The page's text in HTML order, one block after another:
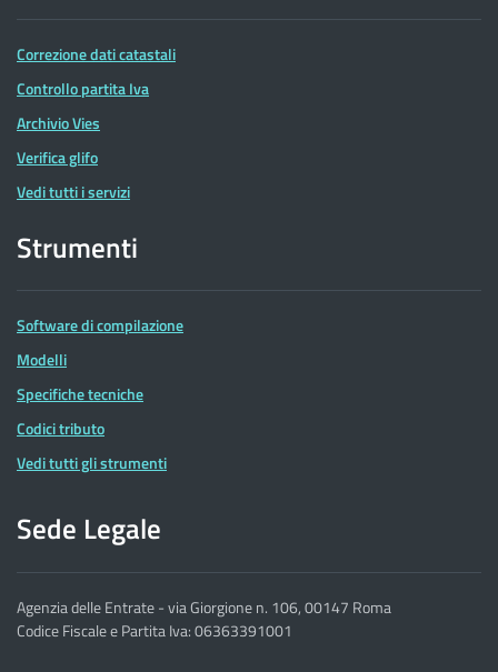
Correzione dati catastali
Controllo partita Iva
Archivio Vies
Verifica glifo
Vedi tutti i servizi
Strumenti
Software di compilazione
Modelli
Specifiche tecniche
Codici tributo
Vedi tutti gli strumenti
Sede Legale
Agenzia delle Entrate - via Giorgione n. 106, 00147 Roma
Codice Fiscale e Partita Iva: 06363391001